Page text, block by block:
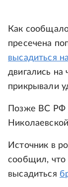
Как
пресечена
высадиться
двигались на
прикрывали
Позже ВС РФ
Источник в
сообщил, что
высадиться